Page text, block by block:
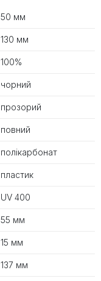
50 мм
130 мм
100%
чорний
прозорий
повний
полікарбонат
пластик
UV 400
55 мм
15 мм
137 мм